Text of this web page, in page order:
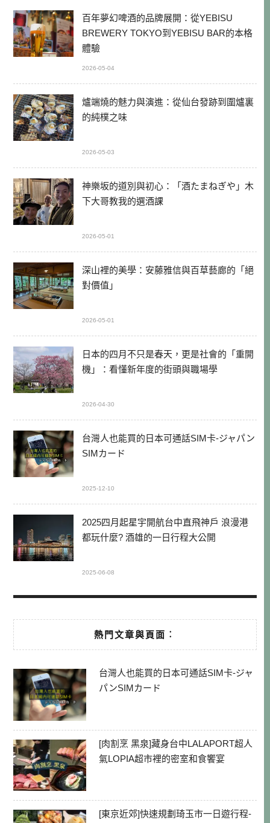
百年夢幻啤酒的品牌展開：從YEBISU
BREWERY TOKYO到YEBISU BAR的本格
體驗
2026-05-04
爐端燒的魅力與演進：從仙台發跡到圍爐裏
的純樸之味
2026-05-03
神樂坂的道別與初心：「酒たまねぎや」木
下大哥教我的選酒課
2026-05-01
深山裡的美學：安藤雅信與百草藝廊的「絕
對價值」
2026-05-01
日本的四月不只是春天，更是社會的「重開
機」：看懂新年度的街頭與職場學
2026-04-30
台灣人也能買的日本可通話SIM卡-ジャパン
SIMカード
2025-12-10
2025四月起星宇開航台中直飛神戶 浪漫港
都玩什麼? 酒雄的一日行程大公開
2025-06-08
熱門文章與頁面︰
台灣人也能買的日本可通話SIM卡-ジャ
パンSIMカード
[肉割烹 黑泉]藏身台中LALAPORT超人
氣LOPIA超市裡的密室和食饗宴
[東京近郊]快速規劃琦玉市一日遊行程-